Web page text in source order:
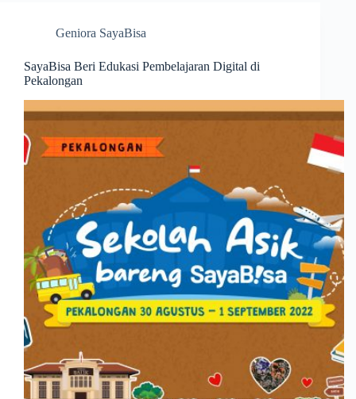
Geniora SayaBisa
SayaBisa Beri Edukasi Pembelajaran Digital di
Pekalongan